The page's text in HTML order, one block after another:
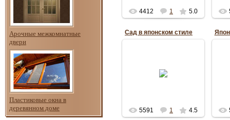
Арочные межкомнатные
двери
Пластиковые окна в
деревянном доме
Anuta_ua1195
4412 1 5.0
Сад в японском стиле
человека, поражая своей
Anuta_ua1195
5591 1 4.5